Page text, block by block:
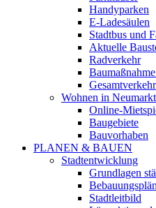
Handyparken
E-Ladesäulen
Stadtbus und
Aktuelle
Radverkehr
Wohnen in Neumarkt
Online-
Baugebiete
Bauvorhaben
PLANEN & BAUEN
Stadtentwicklung
Grundlagen
Stadtleitbild